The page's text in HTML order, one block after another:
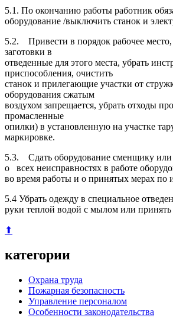
5.1. По окончанию работы работник
оборудование /выключить станок и
5.2. Привести в порядок рабочее место,
заготовки в
отведенные для этого места, убрать
приспособления, очистить
станок и прилегающие участки от
оборудования сжатым
воздухом запрещается, убрать отходы
промасленные
опилки) в установленную на участке
маркировке.
5.3. Сдать оборудование сменщику или
о всех неисправностях в работе
во время работы и о принятых мерах по
5.4 Убрать одежду в специальное
руки теплой водой с мылом или
⬆
категории
Охрана труда
Пожарная безопасность
Управление персоналом
Особенности законодательства